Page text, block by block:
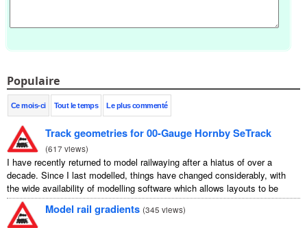
Populaire
Ce mois-ci Tout le temps Le plus commenté
Track geometries for 00-Gauge Hornby SeTrack
(617 views)
I have recently returned to model railwaying after a hiatus of over a
decade. Since I last modelled, things have changed considerably, with
the wide availability of modelling software which allows layouts to be
carefully ...
Model rail gradients (345 views)